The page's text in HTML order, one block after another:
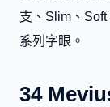
支、Slim、
系列字眼。
34